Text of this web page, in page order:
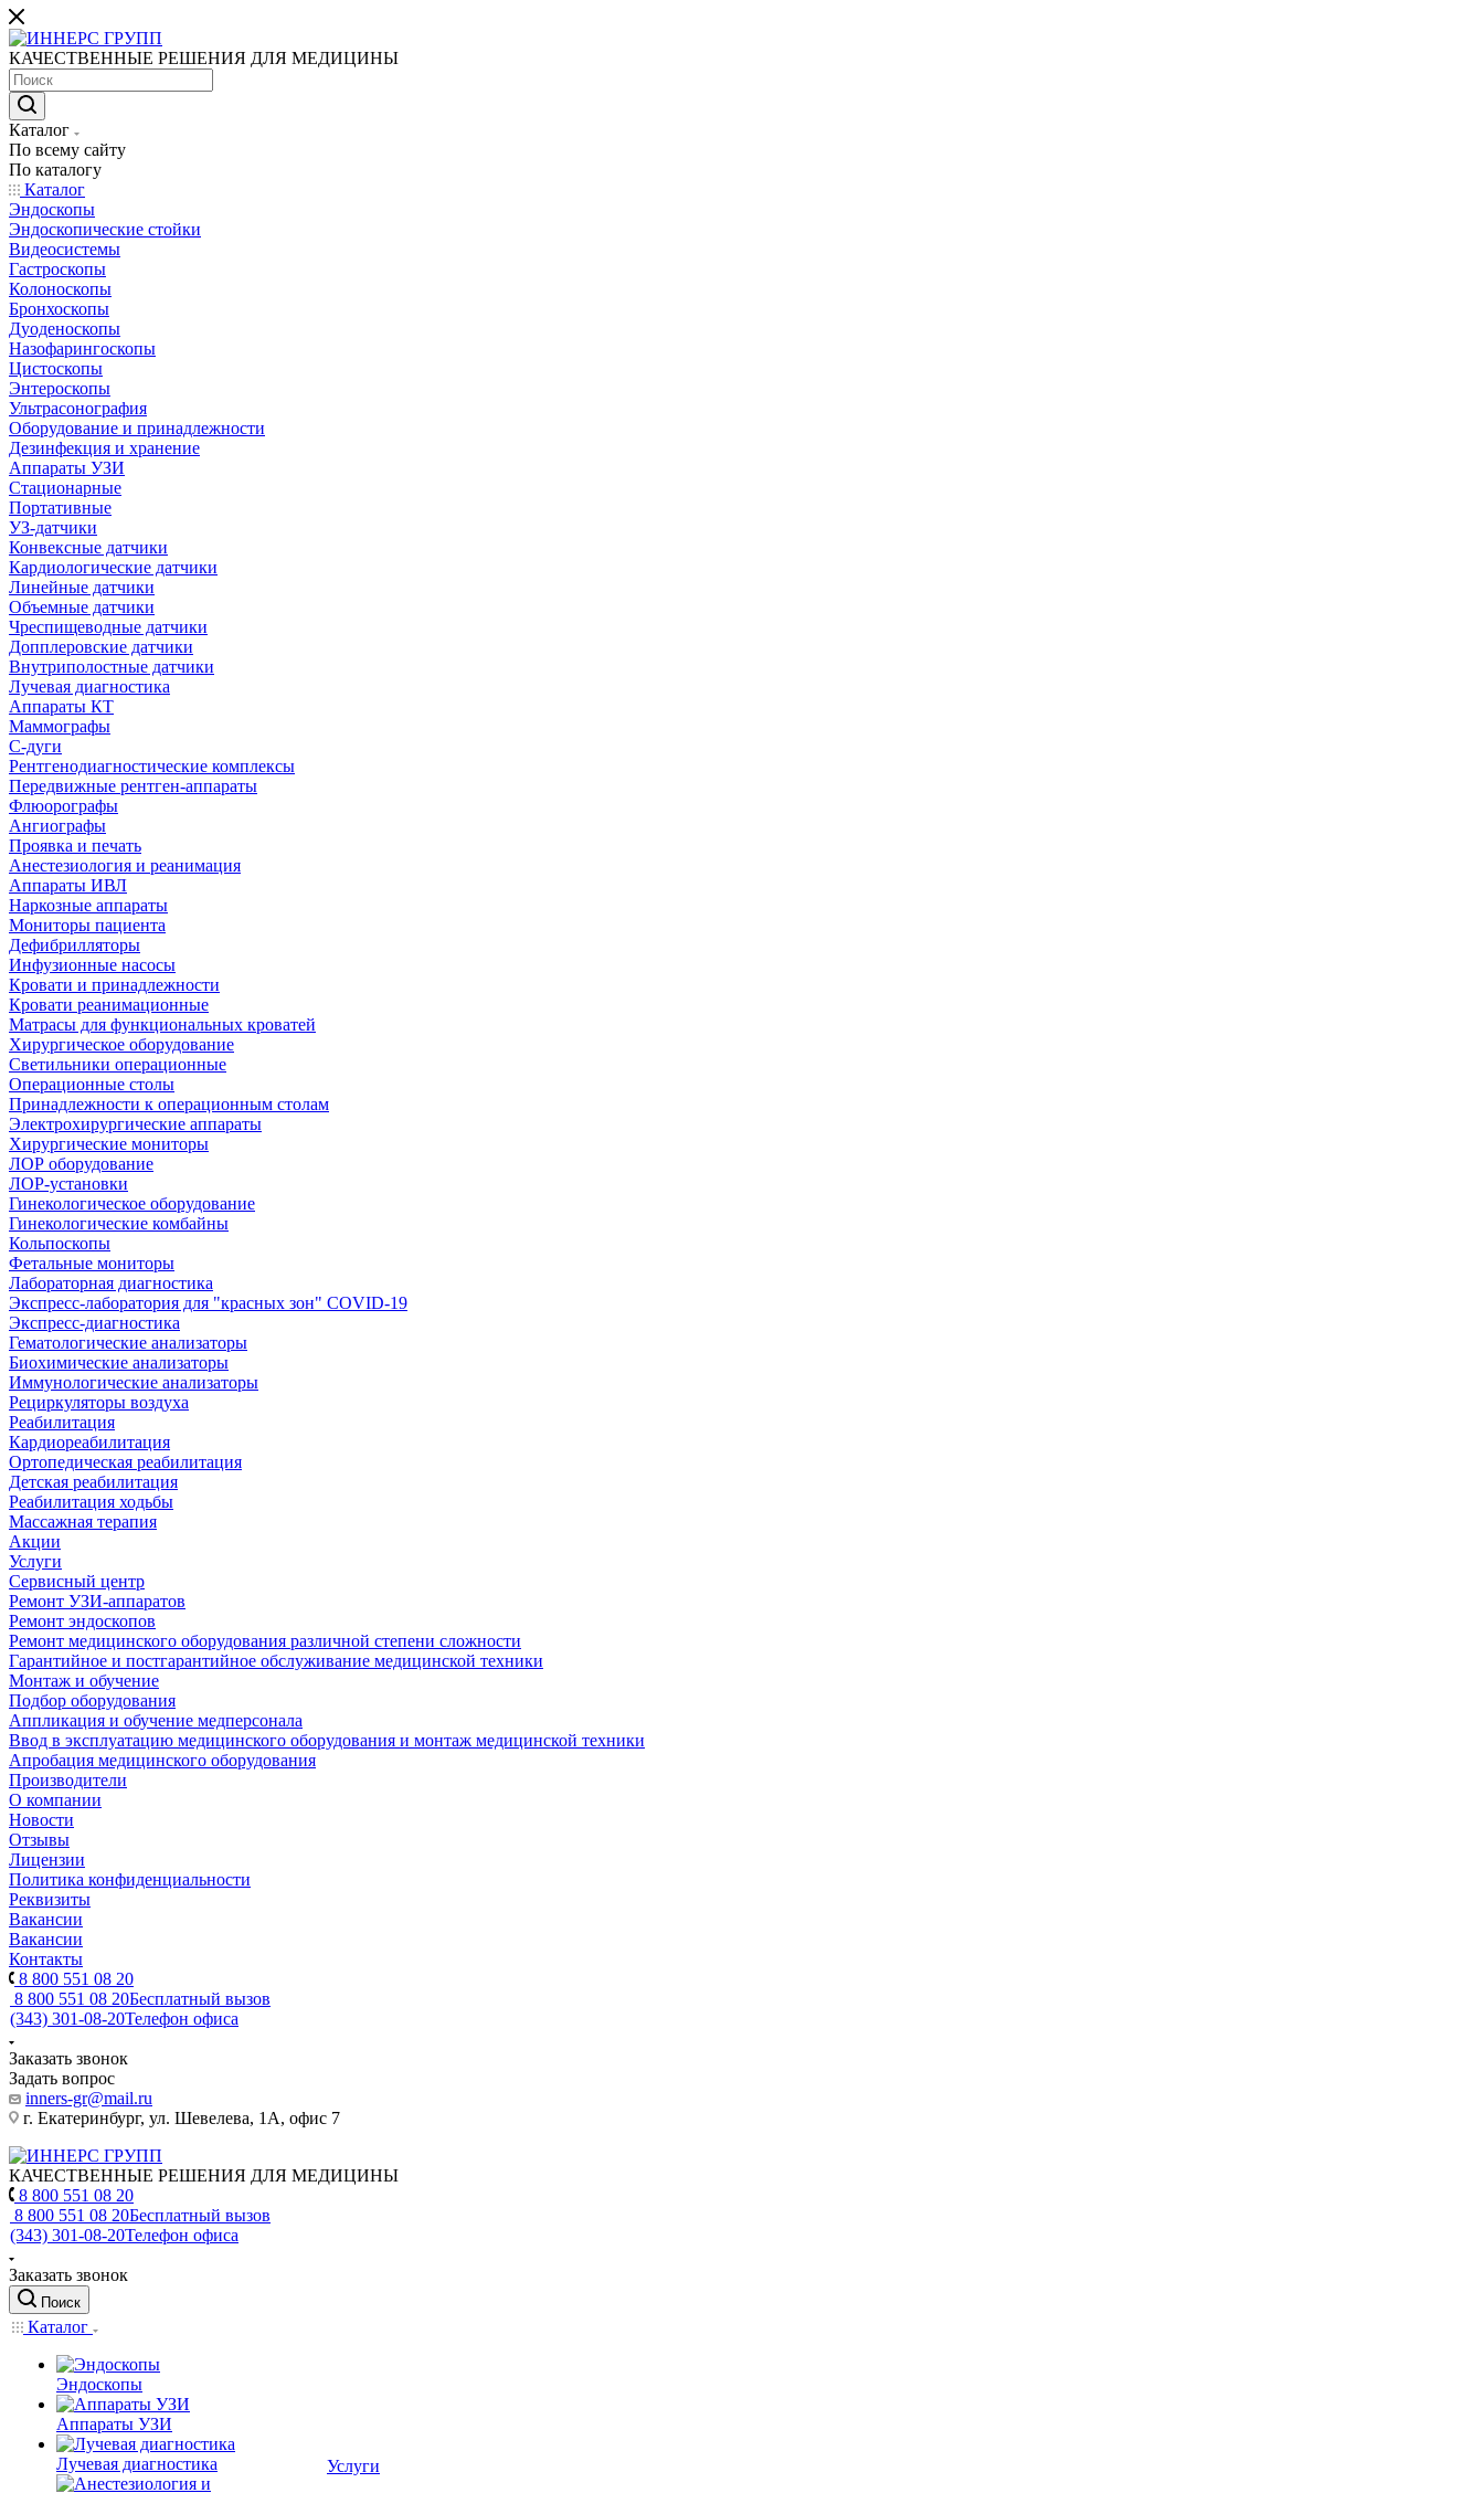
КАЧЕСТВЕННЫЕ РЕШЕНИЯ ДЛЯ МЕДИЦИНЫ
Каталог
По всему сайту
По каталогу
Каталог
Эндоскопы
Эндоскопические стойки
Видеосистемы
Гастроскопы
Колоноскопы
Бронхоскопы
Дуоденоскопы
Назофарингоскопы
Цистоскопы
Энтероскопы
Ультрасонография
Оборудование и принадлежности
Дезинфекция и хранение
Аппараты УЗИ
Стационарные
Портативные
УЗ-датчики
Конвексные датчики
Кардиологические датчики
Линейные датчики
Объемные датчики
Чреспищеводные датчики
Допплеровские датчики
Внутриполостные датчики
Лучевая диагностика
Аппараты КТ
Маммографы
С-дуги
Рентгенодиагностические комплексы
Передвижные рентген-аппараты
Флюорографы
Ангиографы
Проявка и печать
Анестезиология и реанимация
Аппараты ИВЛ
Наркозные аппараты
Мониторы пациента
Дефибрилляторы
Инфузионные насосы
Кровати и принадлежности
Кровати реанимационные
Матрасы для функциональных кроватей
Хирургическое оборудование
Светильники операционные
Операционные столы
Принадлежности к операционным столам
Электрохирургические аппараты
Хирургические мониторы
ЛОР оборудование
ЛОР-установки
Гинекологическое оборудование
Гинекологические комбайны
Кольпоскопы
Фетальные мониторы
Лабораторная диагностика
Экспресс-лаборатория для "красных зон" COVID-19
Экспресс-диагностика
Гематологические анализаторы
Биохимические анализаторы
Иммунологические анализаторы
Рециркуляторы воздуха
Реабилитация
Кардиореабилитация
Ортопедическая реабилитация
Детская реабилитация
Реабилитация ходьбы
Массажная терапия
Акции
Услуги
Сервисный центр
Ремонт УЗИ-аппаратов
Ремонт эндоскопов
Ремонт медицинского оборудования различной степени сложности
Гарантийное и постгарантийное обслуживание медицинской техники
Монтаж и обучение
Подбор оборудования
Аппликация и обучение медперсонала
Ввод в эксплуатацию медицинского оборудования и монтаж медицинской техники
Апробация медицинского оборудования
Производители
О компании
Новости
Отзывы
Лицензии
Политика конфиденциальности
Реквизиты
Вакансии
Вакансии
Контакты
8 800 551 08 20
8 800 551 08 20Бесплатный вызов
(343) 301-08-20Телефон офиса
Заказать звонок
Задать вопрос
inners-gr@mail.ru
г. Екатеринбург, ул. Шевелева, 1А, офис 7
КАЧЕСТВЕННЫЕ РЕШЕНИЯ ДЛЯ МЕДИЦИНЫ
8 800 551 08 20
8 800 551 08 20Бесплатный вызов
(343) 301-08-20Телефон офиса
Заказать звонок
Поиск
Каталог
Эндоскопы
Аппараты УЗИ
Лучевая диагностика
Услуги